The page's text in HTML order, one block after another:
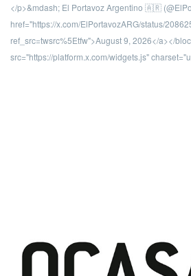
</p>&mdash; El Portavoz Argentino 🇦🇷
href="https://x.com/ElPortavozARG/status/
ref_src=twsrc%5Etfw">August 9, 2026</a></
src="https://platform.x.com/widgets.js"